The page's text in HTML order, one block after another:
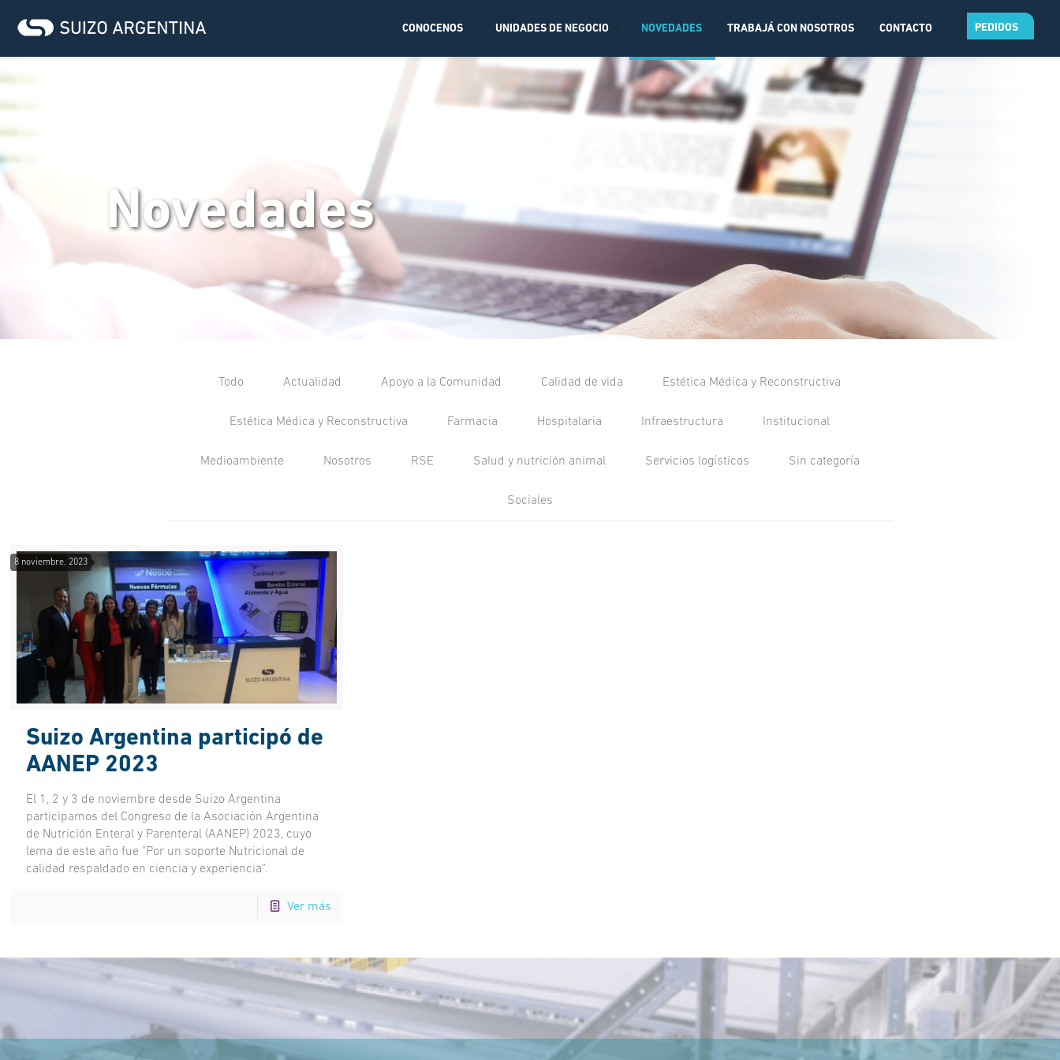
CONOCENOS UNIDADES DE NEGOCIO NOVEDADES TRABAJÁ CON NOSOTROS CONTACTO PEDIDOS
Novedades
Todo Actualidad Apoyo a la Comunidad Calidad de vida Estética Médica y Reconstructiva
Estética Médica y Reconstructiva Farmacia Hospitalaria Infraestructura Institucional
Medioambiente Nosotros RSE Salud y nutrición animal Servicios logísticos Sin categoría
Sociales
8 noviembre, 2023
Suizo Argentina participó de
AANEP 2023
El 1, 2 y 3 de noviembre desde Suizo Argentina
participamos del Congreso de la Asociación Argentina
de Nutrición Enteral y Parenteral (AANEP) 2023, cuyo
lema de este año fue "Por un soporte Nutricional de
calidad respaldado en ciencia y experiencia".
Ver más